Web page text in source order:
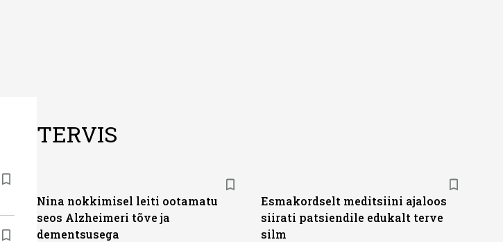
TERVIS
Nina nokkimisel leiti ootamatu
seos Alzheimeri tõve ja
dementsusega
Esmakordselt meditsiini ajaloos
siirati patsiendile edukalt terve
silm